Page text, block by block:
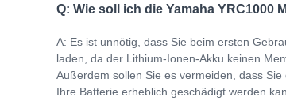
Q: Wie soll ich die Yamaha YRC1000
A: Es ist unnötig, dass Sie beim ersten
laden, da der Lithium-Ionen-Akku keinen
Außerdem sollen Sie es vermeiden, dass
Ihre Batterie erheblich geschädigt werden